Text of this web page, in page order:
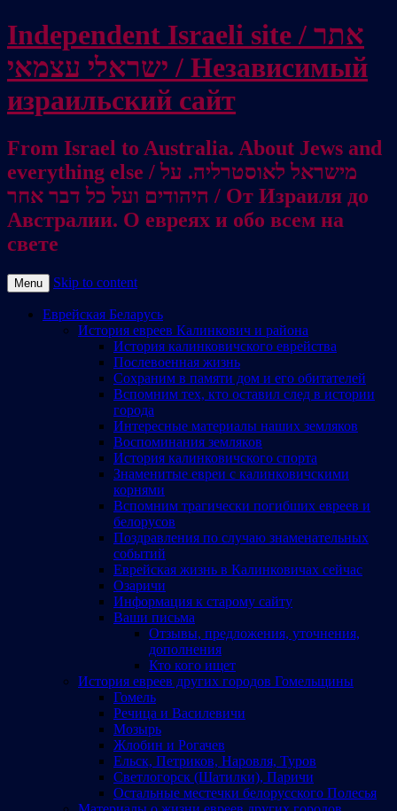
Independent Israeli site / אתר
ישראלי עצמאי / Независимый
израильский сайт
From Israel to Australia. About Jews and
everything else / מישראל לאוסטרליה. על
היהודים ועל כל דבר אחר / От Израиля до
Австралии. О евреях и обо всем на
свете
Menu Skip to content
Еврейская Беларусь
История евреев Калинкович и района
История калинковичского еврейства
Послевоенная жизнь
Сохраним в памяти дом и его обитателей
Вспомним тех, кто оставил след в истории
города
Интересные материалы наших земляков
Воспоминания земляков
История калинковичского спорта
Знаменитые евреи с калинковичскими
корнями
Вспомним трагически погибших евреев и
белорусов
Поздравления по случаю знаменательных
событий
Еврейская жизнь в Калинковичах сейчас
Озаричи
Информация к старому сайту
Ваши письма
Отзывы, предложения, уточнения,
дополнения
Кто кого ищет
История евреев других городов Гомельщины
Гомель
Речица и Василевичи
Мозырь
Жлобин и Рогачев
Ельск, Петриков, Наровля, Туров
Светлогорск (Шатилки), Паричи
Остальные местечки белорусского Полесья